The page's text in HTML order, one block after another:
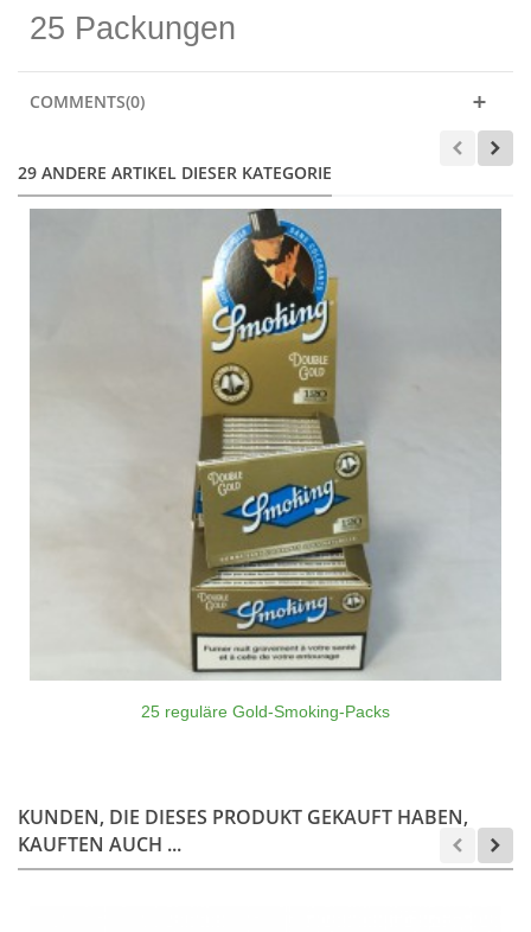
25 Packungen
COMMENTS(0)
29 ANDERE ARTIKEL DIESER KATEGORIE
25 reguläre Gold-Smoking-Packs
KUNDEN, DIE DIESES PRODUKT GEKAUFT HABEN,
KAUFTEN AUCH ...